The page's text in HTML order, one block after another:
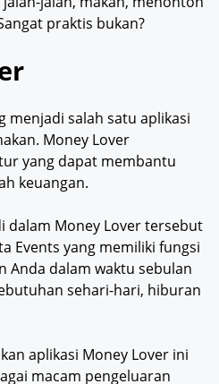
praktis bukan?
menjadi salah satu aplikasi
Money Lover
yang dapat membantu
keuangan.
dalam Money Lover tersebut
Events yang memiliki fungsi
Anda dalam waktu sebulan
sehari-hari, hiburan
aplikasi Money Lover ini
macam pengeluaran